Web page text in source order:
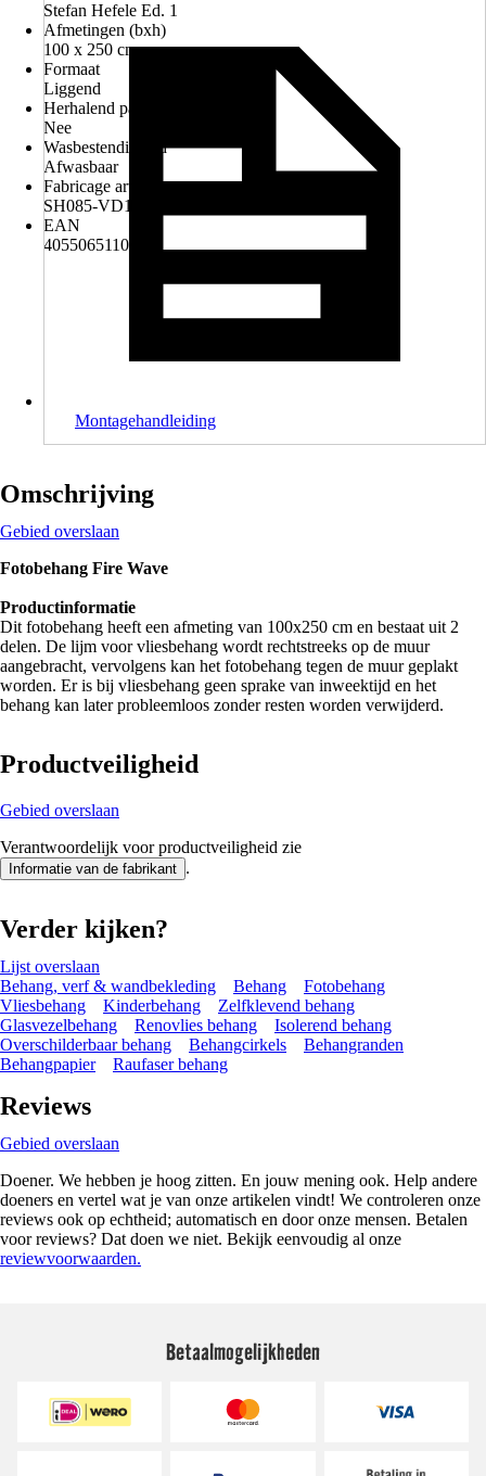
Stefan Hefele Ed. 1
Afmetingen (bxh)
100 x 250 cm
Formaat
Liggend
Herhalend patroon
Nee
Wasbestendigheid
Afwasbaar
Fabricage artikelnummer
SH085-VD1
EAN
4055065110856
Montagehandleiding
Omschrijving
Gebied overslaan
Fotobehang Fire Wave
Productinformatie
Dit fotobehang heeft een afmeting van 100x250 cm en bestaat uit 2
delen. De lijm voor vliesbehang wordt rechtstreeks op de muur
aangebracht, vervolgens kan het fotobehang tegen de muur geplakt
worden. Er is bij vliesbehang geen sprake van inweektijd en het
behang kan later probleemloos zonder resten worden verwijderd.
Productveiligheid
Gebied overslaan
Verantwoordelijk voor productveiligheid zie
Informatie van de fabrikant .
Verder kijken?
Lijst overslaan
Behang, verf & wandbekleding
Behang
Fotobehang
Vliesbehang
Kinderbehang
Zelfklevend behang
Glasvezelbehang
Renovlies behang
Isolerend behang
Overschilderbaar behang
Behangcirkels
Behangranden
Behangpapier
Raufaser behang
Reviews
Gebied overslaan
Doener. We hebben je hoog zitten. En jouw mening ook. Help andere
doeners en vertel wat je van onze artikelen vindt! We controleren onze
reviews ook op echtheid; automatisch en door onze mensen. Betalen
voor reviews? Dat doen we niet. Bekijk eenvoudig al onze
reviewvoorwaarden.
Betaalmogelijkheden